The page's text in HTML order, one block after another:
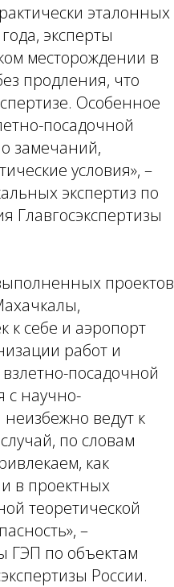
эталонных
эксперты
месторождении в
продления, что
Особенное
посадочной
замечаний,
условия», –
экспертиз по
Главгосэкспертизы
проектов
к себе и аэропорт
работ и
посадочной
с научно-
ведут к
по словам
как
в проектных
теоретической
–
ГЭП по объектам
России.